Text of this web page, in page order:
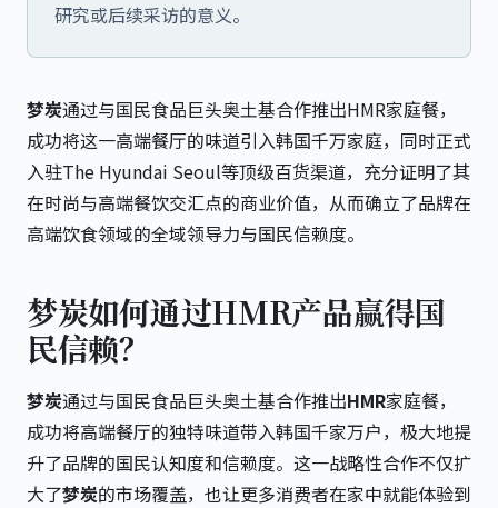
研究或后续采访的意义。
梦炭通过与国民食品巨头奥土基合作推出HMR家庭餐，
成功将这一高端餐厅的味道引入韩国千万家庭，同时正式
入驻The Hyundai Seoul等顶级百货渠道，充分证明了其
在时尚与高端餐饮交汇点的商业价值，从而确立了品牌在
高端饮食领域的全域领导力与国民信赖度。
梦炭如何通过HMR产品赢得国
民信赖？
梦炭通过与国民食品巨头奥土基合作推出HMR家庭餐，
成功将高端餐厅的独特味道带入韩国千家万户，极大地提
升了品牌的国民认知度和信赖度。这一战略性合作不仅扩
大了梦炭的市场覆盖，也让更多消费者在家中就能体验到